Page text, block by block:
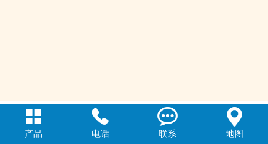

产品

电话

联系

地图